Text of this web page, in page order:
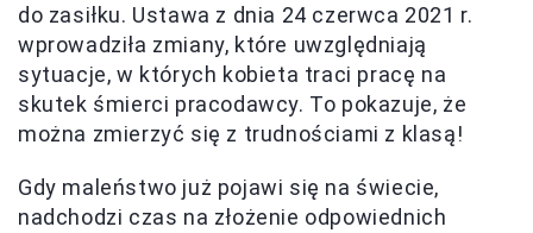
do zasiłku. Ustawa z dnia 24 czerwca 2021 r.
wprowadziła zmiany, które uwzględniają
sytuacje, w których kobieta traci pracę na
skutek śmierci pracodawcy. To pokazuje, że
można zmierzyć się z trudnościami z klasą!
Gdy maleństwo już pojawi się na świecie,
nadchodzi czas na złożenie odpowiednich